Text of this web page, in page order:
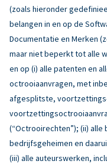
(zoals hieronder
belangen in en op de
Documentatie en Merken
maar niet beperkt tot alle
en op (i) alle patenten en
octrooiaanvragen, met
afgesplitste,
(“Octrooirechten”); (ii)
bedrijfsgeheimen en
(iii) alle auteurswerken,